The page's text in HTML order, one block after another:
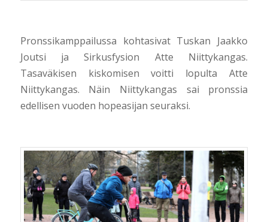
Pronssikamppailussa kohtasivat Tuskan Jaakko
Joutsi ja Sirkusfysion Atte Niittykangas.
Tasaväkisen kiskomisen voitti lopulta Atte
Niittykangas. Näin Niittykangas sai pronssia
edellisen vuoden hopeasijan seuraksi.